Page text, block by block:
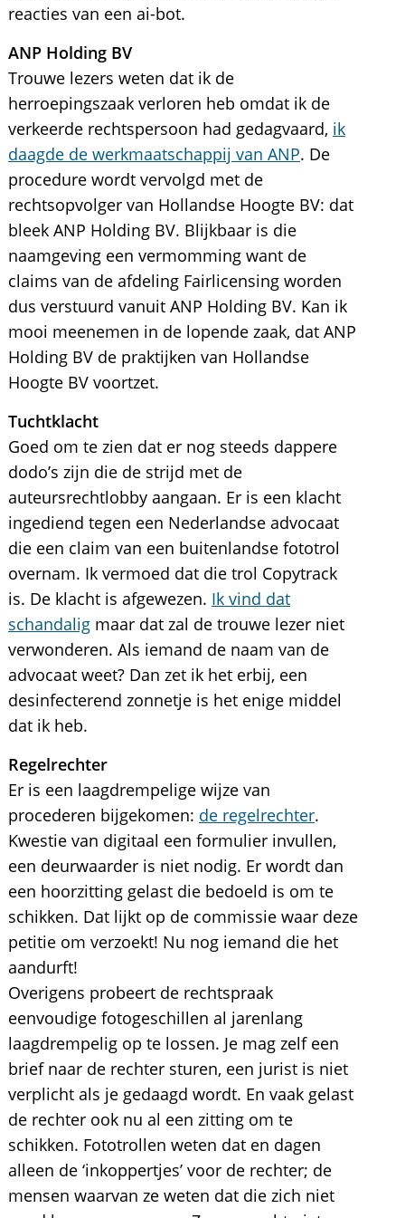
reacties van een ai-bot.
ANP Holding BV
Trouwe lezers weten dat ik de
herroepingszaak verloren heb omdat ik de
verkeerde rechtspersoon had gedagvaard, ik
daagde de werkmaatschappij van ANP. De
procedure wordt vervolgd met de
rechtsopvolger van Hollandse Hoogte BV: dat
bleek ANP Holding BV. Blijkbaar is die
naamgeving een vermomming want de
claims van de afdeling Fairlicensing worden
dus verstuurd vanuit ANP Holding BV. Kan ik
mooi meenemen in de lopende zaak, dat ANP
Holding BV de praktijken van Hollandse
Hoogte BV voortzet.
Tuchtklacht
Goed om te zien dat er nog steeds dappere
dodo’s zijn die de strijd met de
auteursrechtlobby aangaan. Er is een klacht
ingediend tegen een Nederlandse advocaat
die een claim van een buitenlandse fototrol
overnam. Ik vermoed dat die trol Copytrack
is. De klacht is afgewezen. Ik vind dat
schandaligmaar dat zal de trouwe lezer niet
verwonderen. Als iemand de naam van de
advocaat weet? Dan zet ik het erbij, een
desinfecterend zonnetje is het enige middel
dat ik heb.
Regelrechter
Er is een laagdrempelige wijze van
procederen bijgekomen: de regelrechter.
Kwestie van digitaal een formulier invullen,
een deurwaarder is niet nodig. Er wordt dan
een hoorzitting gelast die bedoeld is om te
schikken. Dat lijkt op de commissie waar deze
petitie om verzoekt! Nu nog iemand die het
aandurft!
Overigens probeert de rechtspraak
eenvoudige fotogeschillen al jarenlang
laagdrempelig op te lossen. Je mag zelf een
brief naar de rechter sturen, een jurist is niet
verplicht als je gedaagd wordt. En vaak gelast
de rechter ook nu al een zitting om te
schikken. Fototrollen weten dat en dagen
alleen de ‘inkoppertjes’ voor de rechter; de
mensen waarvan ze weten dat die zich niet